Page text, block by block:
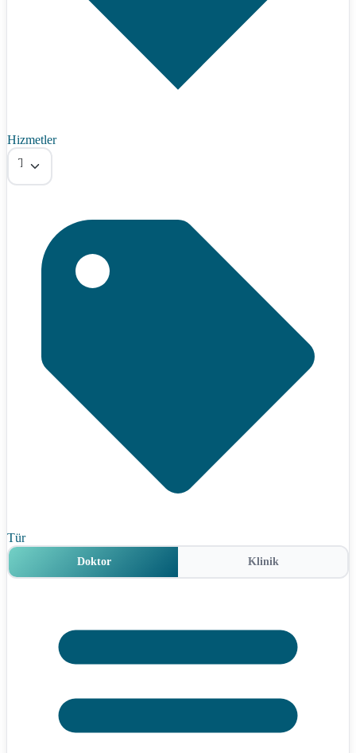
Hizmetler
Tümü
Tür
Doktor Klinik